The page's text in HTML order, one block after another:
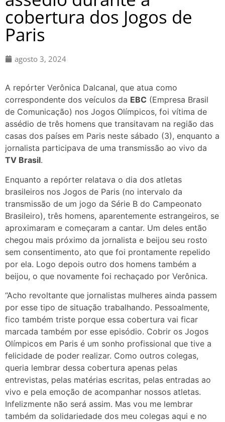
cobertura dos Jogos de
Paris
agosto 3, 2024
A repórter Verônica Dalcanal, que atua como
correspondente dos veículos da EBC (Empresa Brasil
de Comunicação) nos Jogos Olímpicos, foi vítima de
assédio de três homens que transitavam na região das
casas dos países em Paris neste sábado (3), enquanto a
jornalista participava de uma transmissão ao vivo da
TV Brasil.
Enquanto a repórter relatava o dia dos atletas
brasileiros nos Jogos de Paris (no intervalo da
transmissão de um jogo da Série B do Campeonato
Brasileiro), três homens, aparentemente estrangeiros, se
aproximaram e começaram a cantar. Um deles então
chegou mais próximo da jornalista e beijou seu rosto
sem consentimento, ato que foi prontamente repelido
por ela. Logo depois outro dos homens também a
beijou, o que novamente foi rechaçado por Verônica.
“Acho revoltante que jornalistas mulheres ainda passem
por esse tipo de situação trabalhando. Pessoalmente,
fico também triste porque essa cobertura vai ficar
marcada também por esse episódio. Cobrir os Jogos
Olímpicos em Paris é um sonho profissional que tive a
felicidade de poder realizar. Como outros colegas,
queria lembrar dessa cobertura apenas pelas
entrevistas, pelas matérias escritas, pelas entradas ao
vivo e pela emoção de acompanhar nossos atletas.
Infelizmente não será assim. Mas vou me lembrar
também da solidariedade dos meu colegas aqui e no